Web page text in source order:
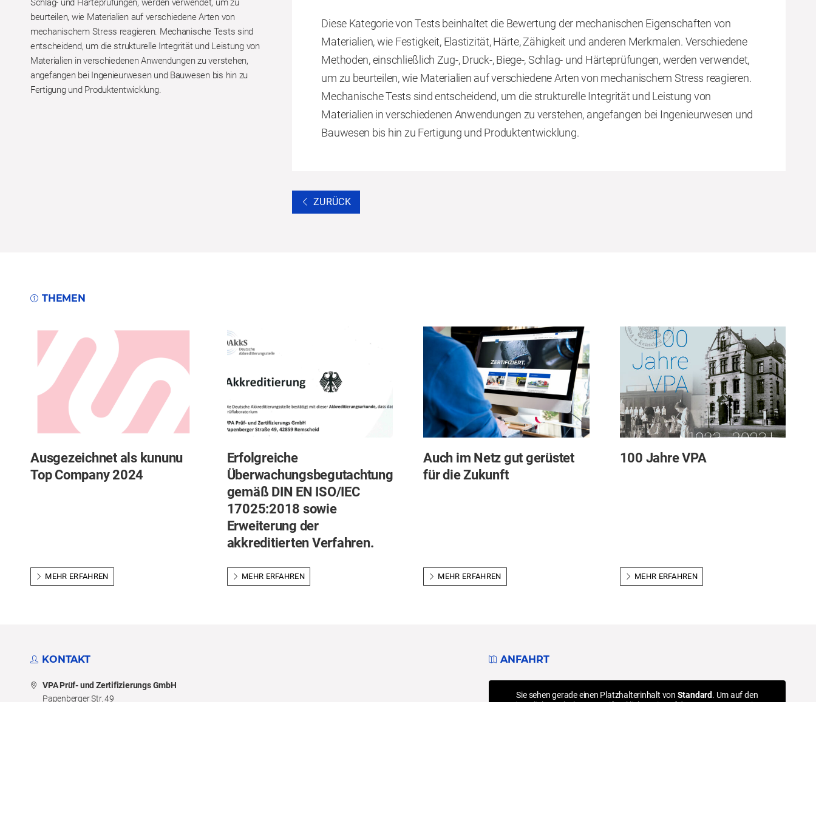
Schlag- und Härteprüfungen, werden verwendet, um zu
beurteilen, wie Materialien auf verschiedene Arten von
mechanischem Stress reagieren. Mechanische Tests sind
entscheidend, um die strukturelle Integrität und Leistung von
Materialien in verschiedenen Anwendungen zu verstehen,
angefangen bei Ingenieurwesen und Bauwesen bis hin zu
Fertigung und Produktentwicklung.
Diese Kategorie von Tests beinhaltet die Bewertung der mechanischen Eigenschaften von
Materialien, wie Festigkeit, Elastizität, Härte, Zähigkeit und anderen Merkmalen. Verschiedene
Methoden, einschließlich Zug-, Druck-, Biege-, Schlag- und Härteprüfungen, werden verwendet,
um zu beurteilen, wie Materialien auf verschiedene Arten von mechanischem Stress reagieren.
Mechanische Tests sind entscheidend, um die strukturelle Integrität und Leistung von
Materialien in verschiedenen Anwendungen zu verstehen, angefangen bei Ingenieurwesen und
Bauwesen bis hin zu Fertigung und Produktentwicklung.
ZURÜCK
THEMEN
Ausgezeichnet als kununu
Top Company 2024
MEHR ERFAHREN
Erfolgreiche
Überwachungsbegutachtung
gemäß DIN EN ISO/IEC
17025:2018 sowie
Erweiterung der
akkreditierten Verfahren.
MEHR ERFAHREN
Auch im Netz gut gerüstet
für die Zukunft
MEHR ERFAHREN
100 Jahre VPA
MEHR ERFAHREN
KONTAKT
VPA Prüf- und Zertifizierungs GmbH
Papenberger Str. 49
ANFAHRT
Sie sehen gerade einen Platzhalterinhalt von Standard. Um auf den
eigentlichen Inhalt zuzugreifen, klicken Sie auf den Button unten. Bitte